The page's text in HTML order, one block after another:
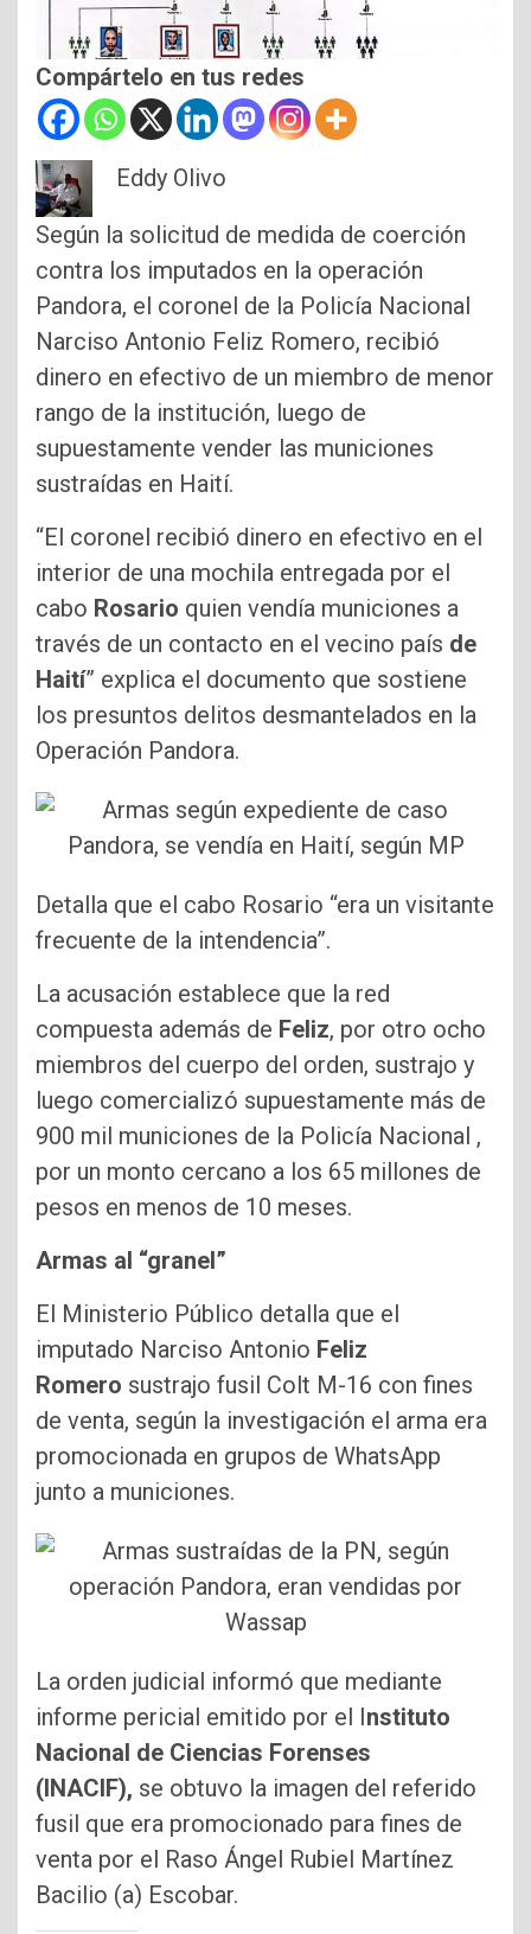
Compártelo en tus redes
Eddy Olivo
Según la solicitud de medida de coerción
contra los imputados en la operación
Pandora, el coronel de la Policía Nacional
Narciso Antonio Feliz Romero, recibió
dinero en efectivo de un miembro de menor
rango de la institución, luego de
supuestamente vender las municiones
sustraídas en Haití.
“El coronel recibió dinero en efectivo en el
interior de una mochila entregada por el
cabo Rosario quien vendía municiones a
través de un contacto en el vecino país de
Haití” explica el documento que sostiene
los presuntos delitos desmantelados en la
Operación Pandora.
Detalla que el cabo Rosario “era un visitante
frecuente de la intendencia”.
La acusación establece que la red
compuesta además de Feliz, por otro ocho
miembros del cuerpo del orden, sustrajo y
luego comercializó supuestamente más de
900 mil municiones de la Policía Nacional ,
por un monto cercano a los 65 millones de
pesos en menos de 10 meses.
Armas al “granel”
El Ministerio Público detalla que el
imputado Narciso Antonio Feliz
Romero sustrajo fusil Colt M-16 con fines
de venta, según la investigación el arma era
promocionada en grupos de WhatsApp
junto a municiones.
La orden judicial informó que mediante
informe pericial emitido por el Instituto
Nacional de Ciencias Forenses
(INACIF), se obtuvo la imagen del referido
fusil que era promocionado para fines de
venta por el Raso Ángel Rubiel Martínez
Bacilio (a) Escobar.